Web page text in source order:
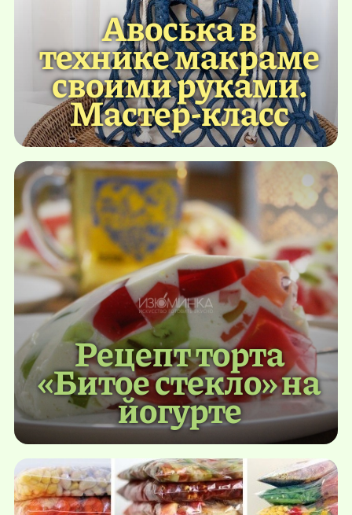
Авоська в
технике макраме
своими руками.
Мастер-класс
Рецепт торта
«Битое стекло» на
йогурте